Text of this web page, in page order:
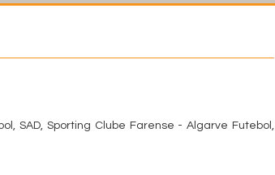
SAD, Sporting Clube Farense - Algarve Futebol,